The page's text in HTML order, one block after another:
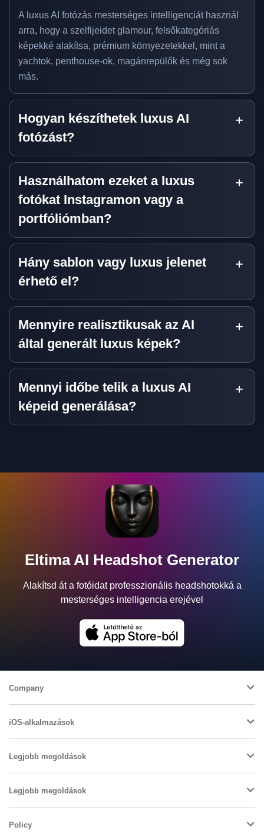
A luxus AI fotózás mesterséges intelligenciát használ
arra, hogy a szelfijeidet glamour, felsőkategóriás
képekké alakítsa, prémium környezetekkel, mint a
yachtok, penthouse-ok, magánrepülők és még sok
más.
Hogyan készíthetek luxus AI
fotózást?
Használhatom ezeket a luxus
fotókat Instagramon vagy a
portfóliómban?
Hány sablon vagy luxus jelenet
érhető el?
Mennyire realisztikusak az AI
által generált luxus képek?
Mennyi időbe telik a luxus AI
képeid generálása?
Eltima AI Headshot Generator
Alakítsd át a fotóidat professzionális headshotokká a
mesterséges intelligencia erejével
Company
iOS-alkalmazások
Legjobb megoldások
Legjobb megoldások
Policy